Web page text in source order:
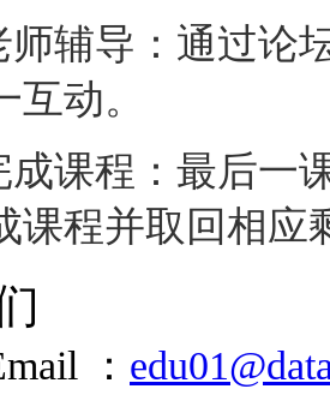
师辅导：通过论
互动。
成课程：最后一
课程并取回相应
：